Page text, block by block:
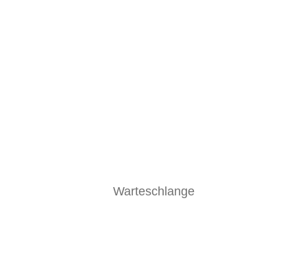
Warteschlange